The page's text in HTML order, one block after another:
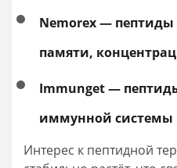
Nemorex —
памяти,
Immunget —
иммунной системы
Интерес к пептидной